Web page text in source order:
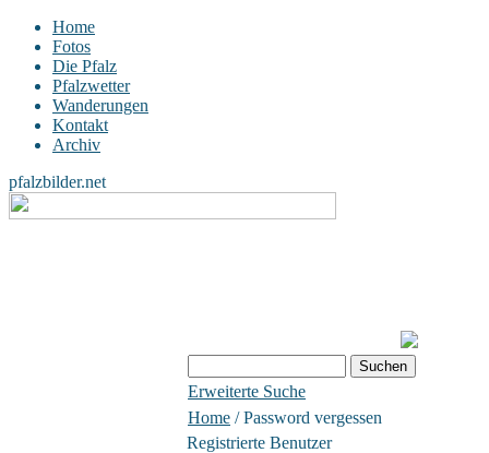
Home
Fotos
Die Pfalz
Pfalzwetter
Wanderungen
Kontakt
Archiv
pfalzbilder.net
Erweiterte Suche
Home / Password vergessen
Registrierte Benutzer